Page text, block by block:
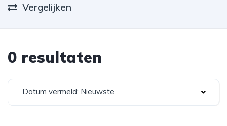
Vergelijken
0 resultaten
Datum vermeld: Nieuwste